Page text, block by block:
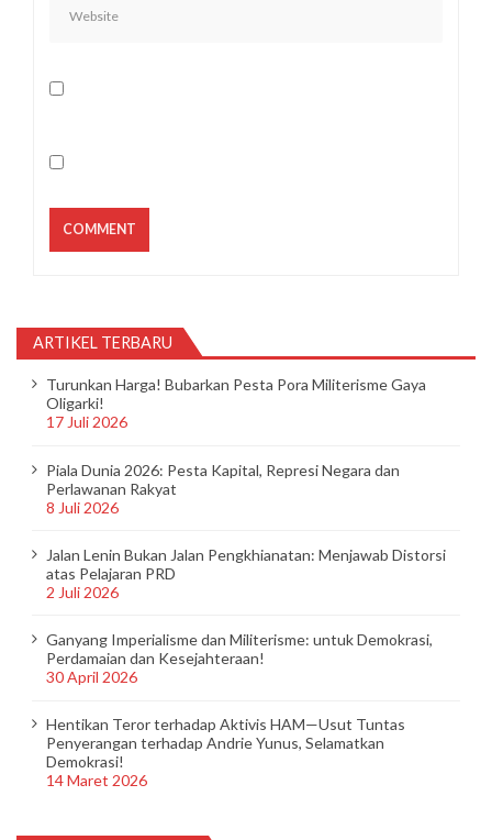
ARTIKEL TERBARU
Turunkan Harga! Bubarkan Pesta Pora Militerisme Gaya
Oligarki!
17 Juli 2026
Piala Dunia 2026: Pesta Kapital, Represi Negara dan
Perlawanan Rakyat
8 Juli 2026
Jalan Lenin Bukan Jalan Pengkhianatan: Menjawab Distorsi
atas Pelajaran PRD
2 Juli 2026
Ganyang Imperialisme dan Militerisme: untuk Demokrasi,
Perdamaian dan Kesejahteraan!
30 April 2026
Hentikan Teror terhadap Aktivis HAM—Usut Tuntas
Penyerangan terhadap Andrie Yunus, Selamatkan
Demokrasi!
14 Maret 2026